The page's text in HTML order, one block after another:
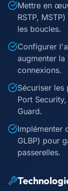
Mettre en
RSTP,
les boucles.
Configurer
augmenter la
connexions.
Sécuriser
Port
Guard.
Implémenter
GLBP) pour
passerelles.